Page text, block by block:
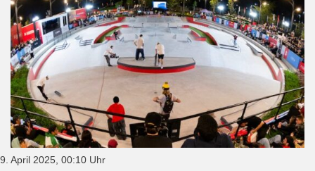
9. April 2025, 00:10 Uhr